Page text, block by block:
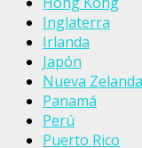
Inglaterra
Irlanda
Japón
Nueva Zelanda
Panamá
Perú
Puerto Rico